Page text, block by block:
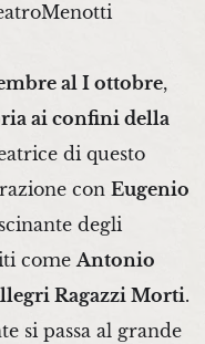
al I ottobre,
ai confini della
di questo
con Eugenio
degli
comeAntonio
Ragazzi Morti.
si passa al grande